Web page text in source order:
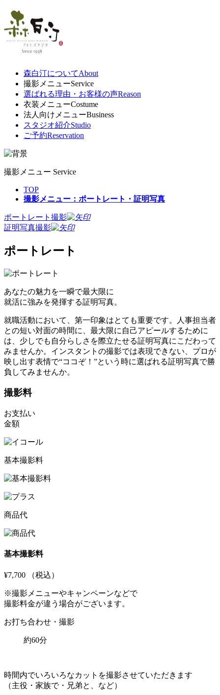
森白汀についてAbout
撮影メニューService
選ばれる理由・お客様の声Reason
衣装メニューCostume
法人向けメニューBusiness
スタジオ紹介Studio
ご予約Reservation
撮影メニュー Service
TOP
撮影メニュー：ポートレート・証明写真
ポートレート撮影
証明写真撮影
ポートレート
あなたの魅力を一瞬で最大限に
就活に強みを発揮する証明写真。
就職活動において、第一印象はとても重要です。人事担当者
との短い対面の時間に、最大限に自己アピールするために
は、少しでも自分らしさを際立たせる証明写真にこだわって
みませんか。インスタントの撮影では表現できない、プロが
映し出す表情で“ココぞ！”という時に選ばれる証明写真で勝
負してみませんか。
撮影料
お支払い
金額
基本撮影料
商品代
基本撮影料
¥7,700 （税込）
※撮影メニューやキャンペーンなどで
撮影料金が違う場合がございます。
お打ち合わせ・撮影
約60分
時間内でいろいろなカットを撮影させていただきます
（主役・家族で・兄弟と、など）